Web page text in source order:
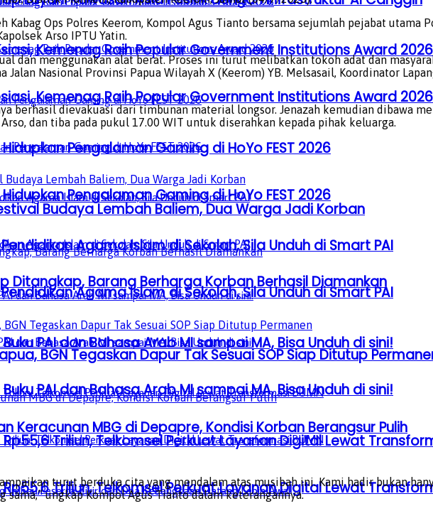
Kemenag Raih Popular Government Institutions Award 2026
Pengalaman Gaming di HoYo FEST 2026
Agama Islam di Sekolah, Sila Unduh di Smart PAI
PAI dan Bahasa Arab MI sampai MA, Bisa Unduh di sini!
Triliun, Telkomsel Perkuat Layanan Digital Lewat
Kemenag Raih Popular Government Institutions Award 2026
Pengalaman Gaming di HoYo FEST 2026
Agama Islam di Sekolah, Sila Unduh di Smart PAI
PAI dan Bahasa Arab MI sampai MA, Bisa Unduh di sini!
Triliun, Telkomsel Perkuat Layanan Digital Lewat
Ops Polres Keerom, Kompol Agus Tianto bersama sejumlah pejabat utama
Arso IPTU Yatin.
dan menggunakan alat berat. Proses ini turut melibatkan tokoh adat dan
Jalan Nasional Provinsi Papua Wilayah X (Keerom) YB. Melsasail, Koordinator
berhasil dievakuasi dari timbunan material longsor. Jenazah kemudian dibawa
dan tiba pada pukul 17.00 WIT untuk diserahkan kepada pihak keluarga.
Budaya Lembah Baliem, Dua Warga Jadi Korban
Ditangkap, Barang Berharga Korban Berhasil Diamankan
BGN Tegaskan Dapur Tak Sesuai SOP Siap Ditutup
Keracunan MBG di Depapre, Kondisi Korban Berangsur Pulih
turut berduka cita yang mendalam atas musibah ini. Kami hadir bukan
sama,” ungkap Kompol Agus Tianto dalam keterangannya.